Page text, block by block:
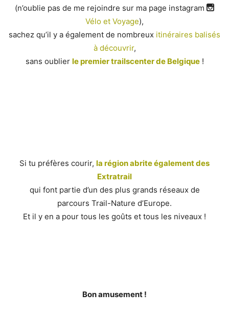
(n’oublie pas de me rejoindre sur ma page instagram
Vélo et Voyage),
sachez qu’il y a également de nombreux itinéraires balisés
à découvrir,
sans oublier le premier trailscenter de Belgique!
Si tu préfères courir, la région abrite également des
Extratrail
qui font partie d’un des plus grands réseaux de
parcours Trail-Nature d’Europe.
Et il y en a pour tous les goûts et tous les niveaux !
Bon amusement !